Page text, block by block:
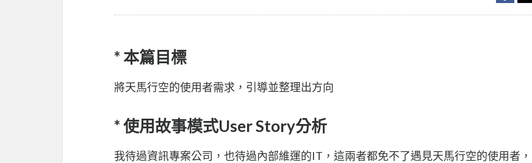
* 本篇目標
將天馬行空的使用者需求，引導並整理出方向
* 使用故事模式User Story分析
我待過資訊專案公司，也待過內部維運的IT，這兩者都免不了遇見天馬行空的使用者，